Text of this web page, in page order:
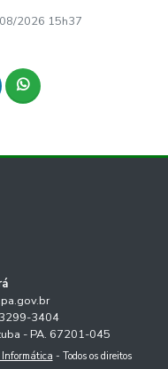
2026 15h37
3404
- PA. 67201-045
Informática - Todos os direitos